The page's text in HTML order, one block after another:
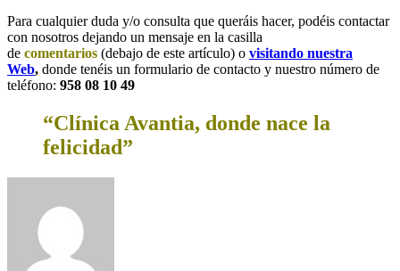
Para cualquier duda y/o consulta que queráis hacer, podéis contactar
con nosotros dejando un mensaje en la casilla
de comentarios (debajo de este artículo) o visitando nuestra
Web, donde tenéis un formulario de contacto y nuestro número de
teléfono: 958 08 10 49
“Clínica Avantia, donde nace la
felicidad”